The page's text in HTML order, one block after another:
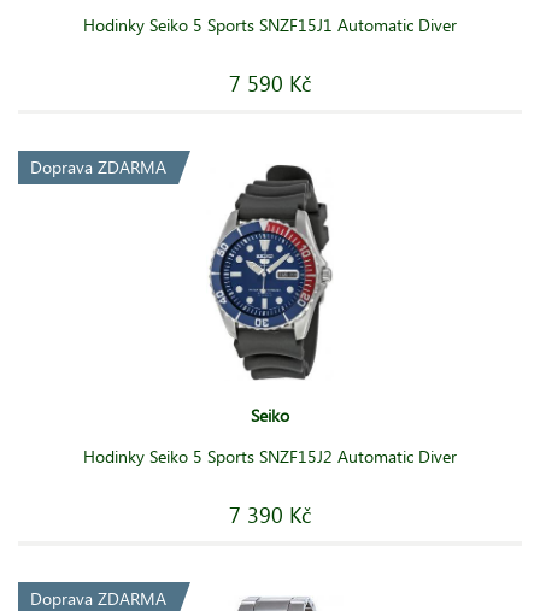
Hodinky Seiko 5 Sports SNZF15J1 Automatic Diver
7 590 Kč
Doprava ZDARMA
Seiko
Hodinky Seiko 5 Sports SNZF15J2 Automatic Diver
7 390 Kč
Doprava ZDARMA